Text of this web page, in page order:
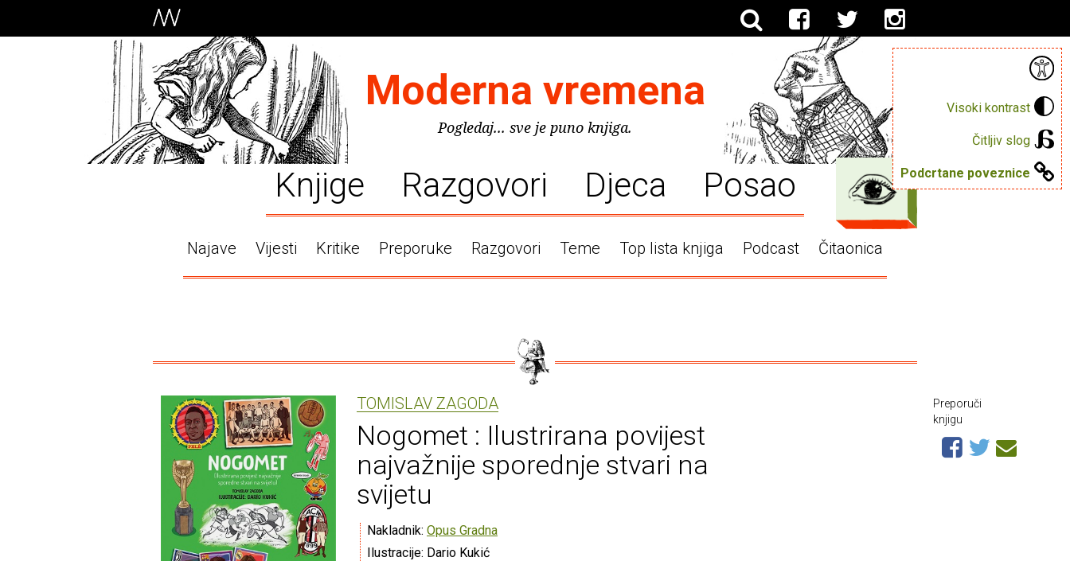
Visoki kontrast
Čitljiv slog
Podcrtane poveznice
Moderna vremena
Pogledaj... sve je puno knjiga.
Knjige Razgovori Djeca Posao
Najave Vijesti Kritike Preporuke Razgovori Teme Top lista knjiga Podcast Čitaonica
TOMISLAV ZAGODA
Nogomet : Ilustrirana povijest
najvažnije sporednje stvari na
svijetu
Nakladnik: Opus Gradna
Ilustracije: Dario Kukić
Preporuči
knjigu